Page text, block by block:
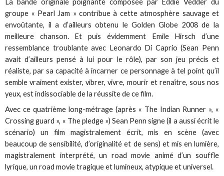
groupe « Pearl Jam » contribue à cette atmosphère sauvage et
envoûtante, il a d’ailleurs obtenu le Golden Globe 2008 de la
meilleure chanson. Et puis évidemment Emile Hirsch d’une
ressemblance troublante avec Leonardo Di Caprio (Sean Penn
avait d’ailleurs pensé à lui pour le rôle), par son jeu précis et
réaliste, par sa capacité à incarner ce personnage à tel point qu’il
semble vraiment exister, vibrer, vivre, mourir et renaître, sous nos
yeux, est indissociable de la réussite de ce film.
Avec ce quatrième long-métrage (après « The Indian Runner », «
Crossing guard », « The pledge ») Sean Penn signe (il a aussi écrit le
scénario) un film magistralement écrit, mis en scène (avec
beaucoup de sensibilité, d’originalité et de sens) et mis en lumière,
magistralement interprété, un road movie animé d’un souffle
lyrique, un road movie tragique et lumineux, atypique et universel.